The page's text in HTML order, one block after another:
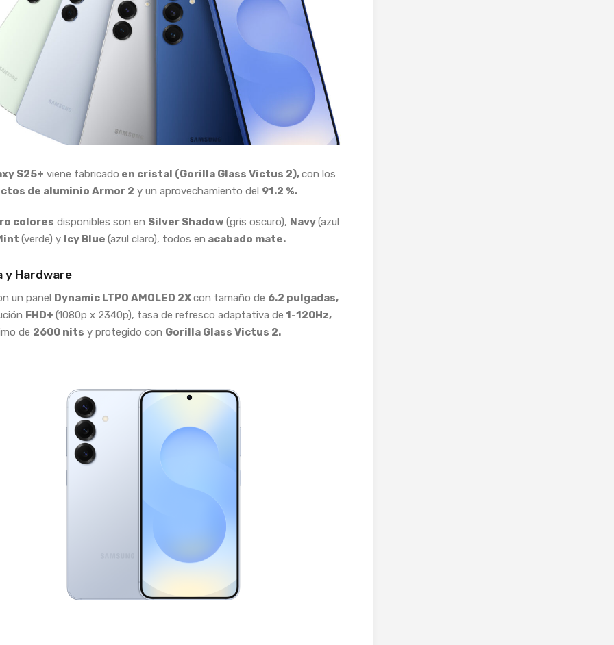
S25+ viene fabricado en cristal (Gorilla Glass Victus 2),con los
de aluminio Armor 2 y un aprovechamiento del 91.2 %.
colores disponibles son en Silver Shadow (gris oscuro), Navy(azul
(verde) y Icy Blue (azul claro), todos en acabado mate.
y Hardware
un panel Dynamic LTPO AMOLED 2Xcon tamaño de 6.2 pulgadas,
FHD+ (1080p x 2340p), tasa de refresco adaptativa de 1-120Hz,
de 2600 nits y protegido con Gorilla Glass Victus 2.